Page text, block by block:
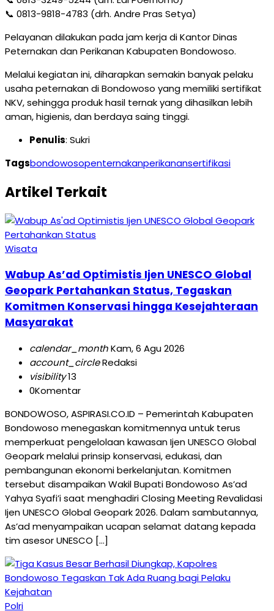
📞 0813-9818-4783 (drh. Andre Pras Setya)
Pelayanan dilakukan pada jam kerja di Kantor Dinas
Peternakan dan Perikanan Kabupaten Bondowoso.
Melalui kegiatan ini, diharapkan semakin banyak pelaku
usaha peternakan di Bondowoso yang memiliki sertifikat
NKV, sehingga produk hasil ternak yang dihasilkan lebih
aman, higienis, dan berdaya saing tinggi.
Penulis: Sukri
Tagsbondowosopenternakanperikanansertifikasi
Artikel Terkait
Wisata
Wabup As’ad Optimistis Ijen UNESCO Global
Geopark Pertahankan Status, Tegaskan
Komitmen Konservasi hingga Kesejahteraan
Masyarakat
calendar_monthKam, 6 Agu 2026
account_circleRedaksi
visibility13
0Komentar
BONDOWOSO, ASPIRASI.CO.ID – Pemerintah Kabupaten
Bondowoso menegaskan komitmennya untuk terus
memperkuat pengelolaan kawasan Ijen UNESCO Global
Geopark melalui prinsip konservasi, edukasi, dan
pembangunan ekonomi berkelanjutan. Komitmen
tersebut disampaikan Wakil Bupati Bondowoso As’ad
Yahya Syafi’i saat menghadiri Closing Meeting Revalidasi
Ijen UNESCO Global Geopark 2026. Dalam sambutannya,
As’ad menyampaikan ucapan selamat datang kepada
tim asesor UNESCO […]
Polri